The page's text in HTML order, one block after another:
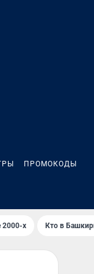
ПРОМОКОДЫ
2000-х Кто в